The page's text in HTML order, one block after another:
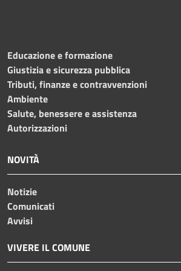
Educazione e formazione
Giustizia e sicurezza pubblica
Tributi, finanze e contravvenzioni
Ambiente
Salute, benessere e assistenza
Autorizzazioni
NOVITÀ
Notizie
Comunicati
Avvisi
VIVERE IL COMUNE